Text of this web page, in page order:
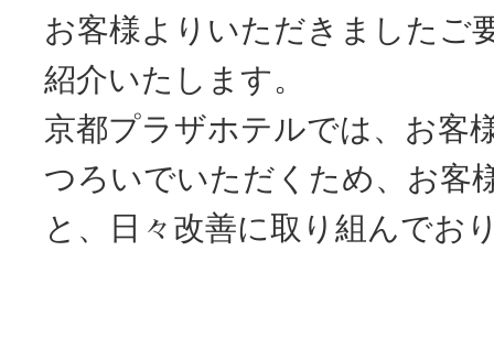
お客様よりいただきましたご
紹介いたします。
京都プラザホテルでは、お客
つろいでいただくため、 お客
と、日々改善に取り組んでお